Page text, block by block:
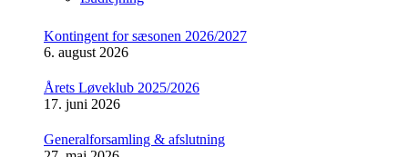
Kontingent for sæsonen 2026/2027
6. august 2026
Årets Løveklub 2025/2026
17. juni 2026
Generalforsamling & afslutning